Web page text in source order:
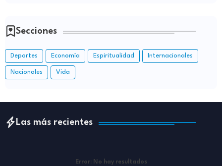
Secciones
Deportes Economía Espiritualidad Internacionales
Nacionales Vida
Las más recientes
Error: No hay resultados